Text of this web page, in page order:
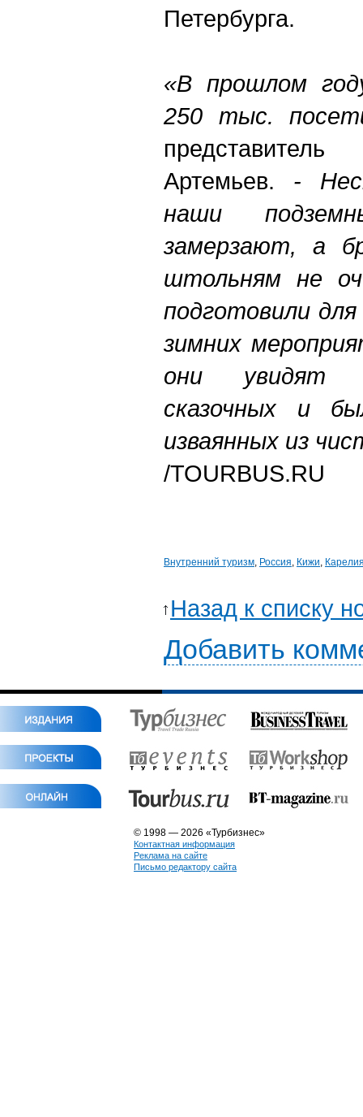
Петербурга.
«В прошлом
250 тыс.
Артемьев. -
наши
замерзают, а
штольням не
подготовили
зимних
они увидят
сказочных и
изваянных из
/TOURBUS.RU
Внутренний туризм, Россия, Кижи,
Назад к списку
Добавить
© 1998 — 2026 «Турбизнес»
Контактная информация
Реклама на сайте
Письмо редактору сайта